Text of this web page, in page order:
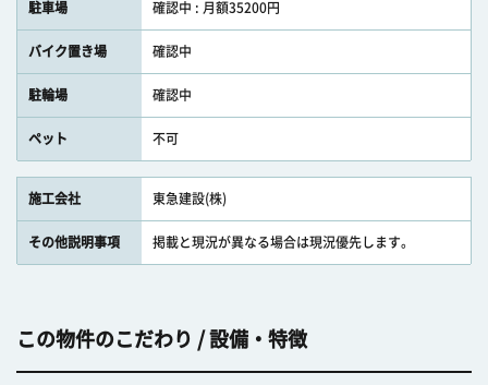
駐車場 確認中 : 月額35200円
バイク置き場 確認中
駐輪場 確認中
ペット 不可
施工会社 東急建設(株)
その他説明事項 掲載と現況が異なる場合は現況優先します。
この物件のこだわり / 設備・特徴